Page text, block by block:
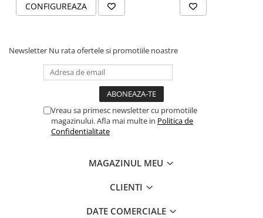
CONFIGUREAZA
Newsletter Nu rata ofertele si promotiile noastre
Vreau sa primesc newsletter cu promotiile
magazinului. Afla mai multe in Politica de
Confidentialitate
MAGAZINUL MEU
CLIENTI
DATE COMERCIALE